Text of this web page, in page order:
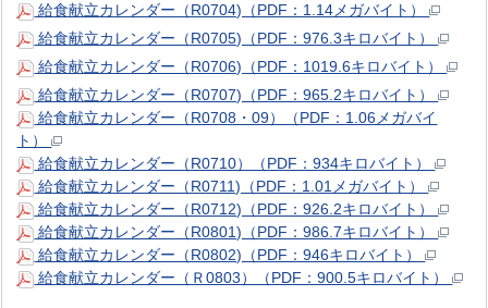
給食献立カレンダー（R0704)（PDF：1.14メガバイト）
給食献立カレンダー（R0705)（PDF：976.3キロバイト）
給食献立カレンダー（R0706)（PDF：1019.6キロバイト）
給食献立カレンダー（R0707)（PDF：965.2キロバイト）
給食献立カレンダー（R0708・09）（PDF：1.06メガバイ
ト）
給食献立カレンダー（R0710）（PDF：934キロバイト）
給食献立カレンダー（R0711)（PDF：1.01メガバイト）
給食献立カレンダー（R0712)（PDF：926.2キロバイト）
給食献立カレンダー（R0801)（PDF：986.7キロバイト）
給食献立カレンダー（R0802)（PDF：946キロバイト）
給食献立カレンダー（Ｒ0803）（PDF：900.5キロバイト）